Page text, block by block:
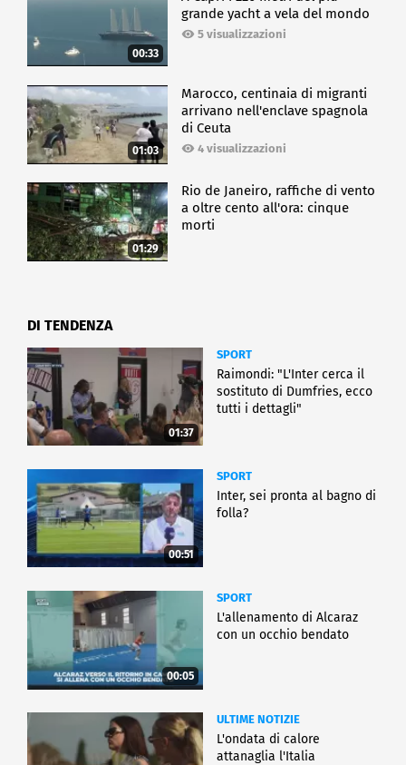
00:33
grande yacht a vela del mondo
5 visualizzazioni
01:03
Marocco, centinaia di migranti
arrivano nell'enclave spagnola
di Ceuta
4 visualizzazioni
01:29
Rio de Janeiro, raffiche di vento
a oltre cento all'ora: cinque
morti
DI TENDENZA
01:37
SPORT
Raimondi: "L'Inter cerca il
sostituto di Dumfries, ecco
tutti i dettagli"
00:51
SPORT
Inter, sei pronta al bagno di
folla?
00:05
SPORT
L'allenamento di Alcaraz
con un occhio bendato
ULTIME NOTIZIE
L'ondata di calore
attanaglia l'Italia